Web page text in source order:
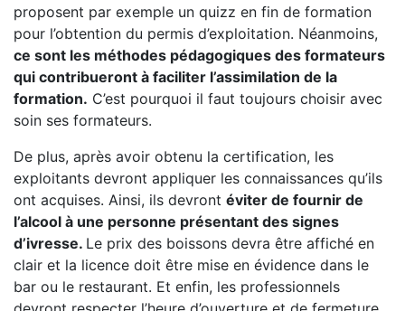
proposent par exemple un quizz en fin de formation
pour l’obtention du permis d’exploitation. Néanmoins,
ce sont les méthodes pédagogiques des formateurs
qui contribueront à faciliter l’assimilation de la
formation. C’est pourquoi il faut toujours choisir avec
soin ses formateurs.
De plus, après avoir obtenu la certification, les
exploitants devront appliquer les connaissances qu’ils
ont acquises. Ainsi, ils devront éviter de fournir de
l’alcool à une personne présentant des signes
d’ivresse. Le prix des boissons devra être affiché en
clair et la licence doit être mise en évidence dans le
bar ou le restaurant. Et enfin, les professionnels